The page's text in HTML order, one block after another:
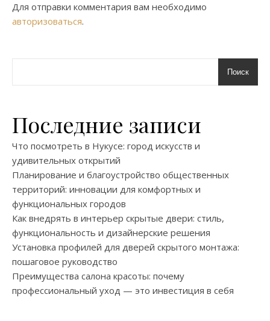
Для отправки комментария вам необходимо
авторизоваться.
Поиск
Последние записи
Что посмотреть в Нукусе: город искусств и
удивительных открытий
Планирование и благоустройство общественных
территорий: инновации для комфортных и
функциональных городов
Как внедрять в интерьер скрытые двери: стиль,
функциональность и дизайнерские решения
Установка профилей для дверей скрытого монтажа:
пошаговое руководство
Преимущества салона красоты: почему
профессиональный уход — это инвестиция в себя